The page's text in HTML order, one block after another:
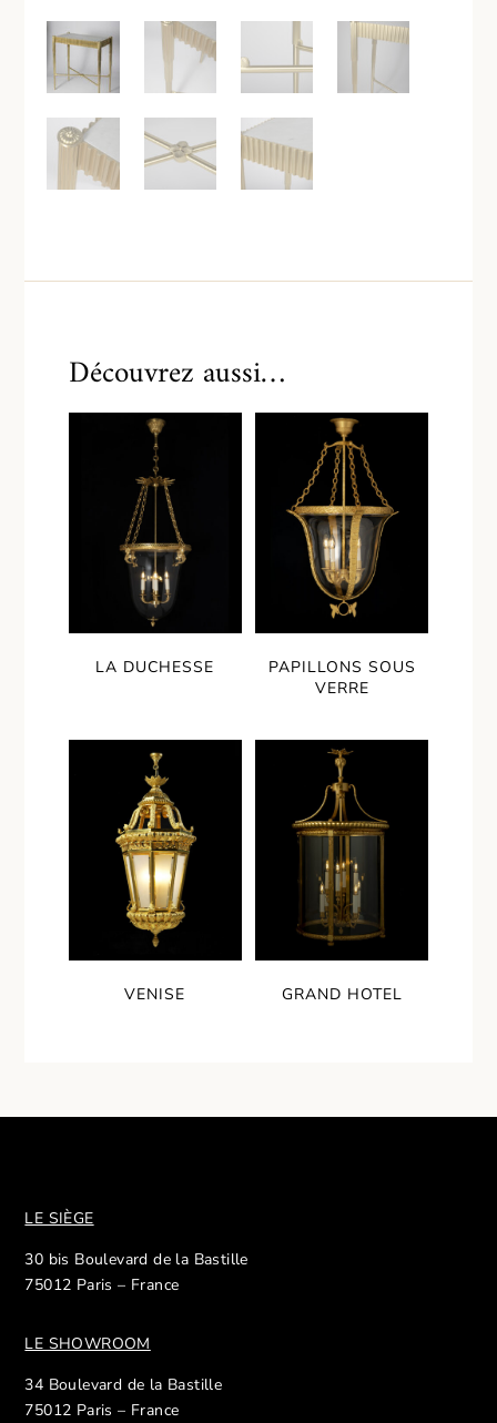
Découvrez aussi…
LA DUCHESSE
PAPILLONS SOUS
VERRE
VENISE GRAND HOTEL
LE SIÈGE
30 bis Boulevard de la Bastille
75012 Paris – France
LE SHOWROOM
34 Boulevard de la Bastille
75012 Paris – France